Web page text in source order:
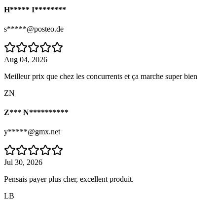
H***** I********
s*****@posteo.de
Aug 04, 2026
Meilleur prix que chez les concurrents et ça marche super bien
ZN
Z*** N**********
y*****@gmx.net
Jul 30, 2026
Pensais payer plus cher, excellent produit.
LB